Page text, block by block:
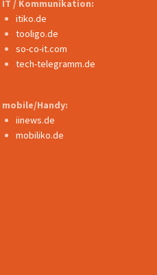
IT / Kommunikation:
itiko.de
tooligo.de
so-co-it.com
tech-telegramm.de
mobile/Handy:
iinews.de
mobiliko.de